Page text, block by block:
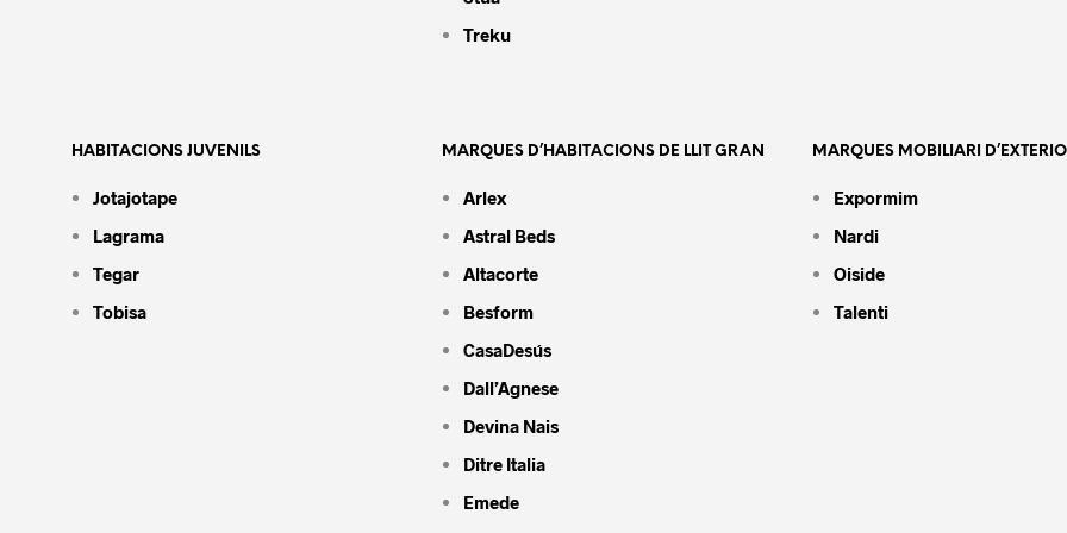
Treku
HABITACIONS JUVENILS
Jotajotape
Lagrama
Tegar
Tobisa
MARQUES D’HABITACIONS DE LLIT GRAN
Arlex
Astral Beds
Altacorte
Besform
CasaDesús
Dall’Agnese
Devina Nais
Ditre Italia
Emede
MARQUES MOBILIARI
Expormim
Nardi
Oiside
Talenti